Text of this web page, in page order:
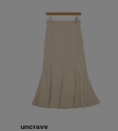
uncrave